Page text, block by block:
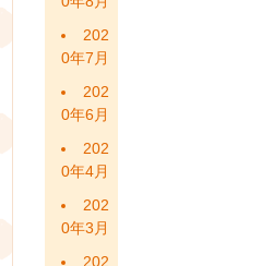
202
0年7月
202
0年6月
202
0年4月
202
0年3月
202